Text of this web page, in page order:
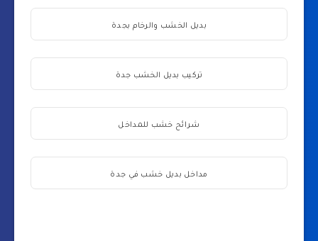
بديل الخشب والرخام بجدة
تركيب بديل الخشب جدة
شرائح خشب للمداخل
مداخل بديل خشب في جدة